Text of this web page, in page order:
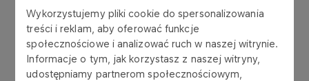
Wykorzystujemy pliki cookie do spersonalizowania
treści i reklam, aby oferować funkcje
społecznościowe i analizować ruch w naszej witrynie.
Informacje o tym, jak korzystasz z naszej witryny,
udostępniamy partnerom społecznościowym,
który Emitent podpisał z konsorcjum 6 banków w
listopadzie 2006 roku.
Obligacje są wykorzystywane w zarządzaniu